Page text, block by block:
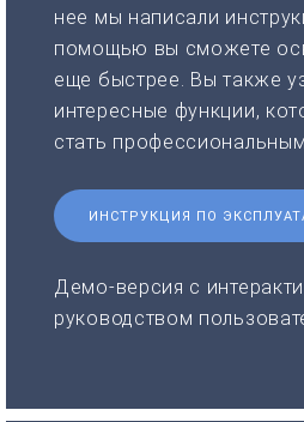
нее мы написали
помощью вы сможете
еще быстрее. Вы также
интересные функции,
стать
ИНСТРУКЦИЯ ПО
Демо-версия с
руководством